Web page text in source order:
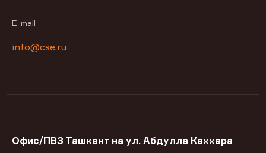
E-mail
info@cse.ru
Офис/ПВЗ Ташкент на ул. Абдулла Каххара